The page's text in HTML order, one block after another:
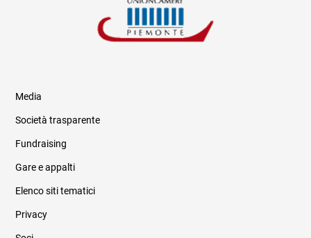
Informazioni legali e trasparenza
Media
Società trasparente
Fundraising
Gare e appalti
Elenco siti tematici
Privacy